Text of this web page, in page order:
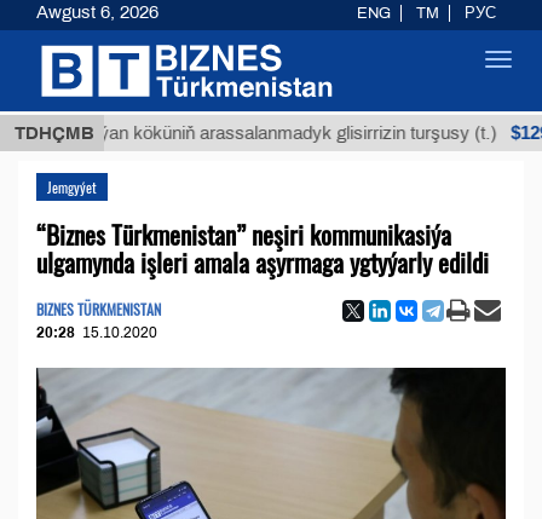
TDHÇMB
Buýan köküniň arassalanmadyk glisirrizin turşusy (t.) $12935,18
Jemgyýet
“Biznes Türkmenistan” neşiri kommunikasiýa
ulgamynda işleri amala aşyrmaga ygtyýarly edildi
BIZNES TÜRKMENISTAN
20:28 15.10.2020
Awgust 6, 2026 ENG TM РУС